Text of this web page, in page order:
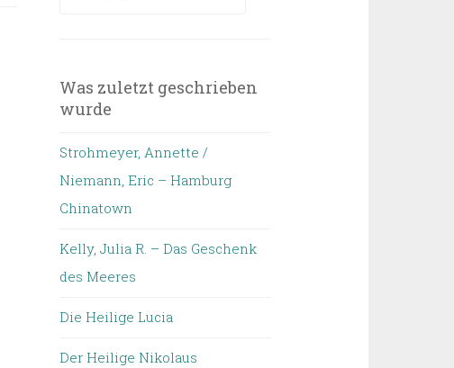
Was zuletzt geschrieben
wurde
Strohmeyer, Annette /
Niemann, Eric – Hamburg
Chinatown
Kelly, Julia R. – Das Geschenk
des Meeres
Die Heilige Lucia
Der Heilige Nikolaus